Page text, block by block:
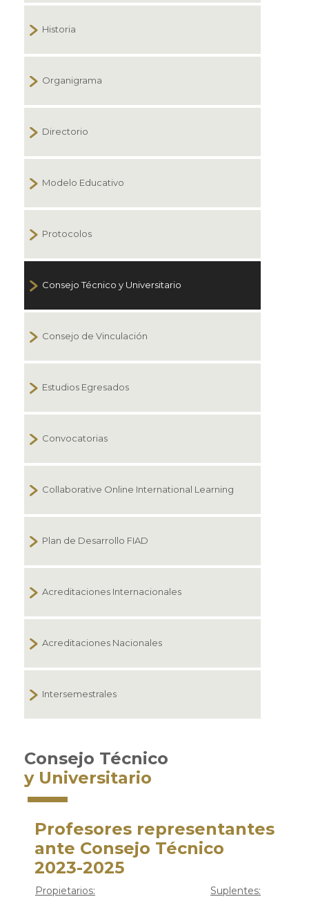
Historia
Organigrama
Directorio
Modelo Educativo
Protocolos
Consejo Técnico y Universitario
Consejo de Vinculación
Estudios Egresados
Convocatorias
Collaborative Online International Learning
Plan de Desarrollo FIAD
Acreditaciones Internacionales
Acreditaciones Nacionales
Intersemestrales
Consejo Técnico
y Universitario
Profesores representantes
ante Consejo Técnico
2023-2025
Propietarios:
Suplentes: